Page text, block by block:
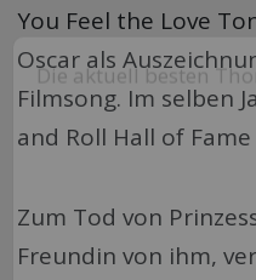
You Feel the Love
Oscar als
Filmsong. Im selben
and Roll Hall of
Zum Tod von
Freundin von ihm,
Die aktuell besten